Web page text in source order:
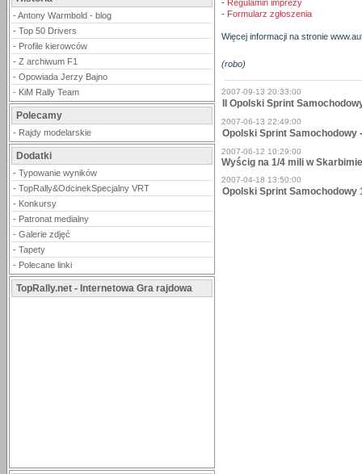
- Antony Warmbold - blog
- Top 50 Drivers
- Profile kierowców
- Z archiwum F1
- Opowiada Jerzy Bajno
- KiM Rally Team
Polecamy
- Rajdy modelarskie
Dodatki
- Typowanie wyników
- TopRally&OdcinekSpecjalny VRT
- Konkursy
- Patronat medialny
- Galerie zdjęć
- Tapety
- Polecane linki
TopRally.net - Internetowa Gra rajdowa
- Regulamin imprezy
- Formularz zgłoszenia
Więcej informacji na stronie
(robo)
2007-09-13 20:33:00
II Opolski Sprint
2007-06-13 22:49:00
Opolski Sprint Samochodowy
2007-06-12 10:29:00
Wyścig na 1/4 mili w
2007-04-18 13:50:00
Opolski Sprint Samochodowy